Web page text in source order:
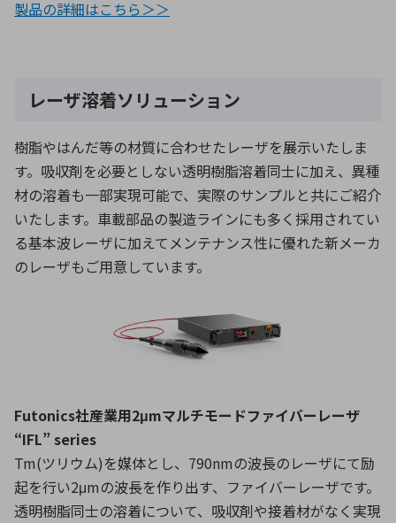
製品の詳細はこちら＞＞
レーザ溶着ソリューション
樹脂やはんだ等の材質に合わせたレーザを展示いたしま
す。吸収剤を必要としない透明樹脂溶着同士に加え、異種
材の溶着も一部実現可能で、実際のサンプルと共にご紹介
いたします。車載部品の製造ラインにも多く採用されてい
る基本波レーザに加えてメンテナンス性に優れた新メーカ
のレーザもご用意しています。
Futonics社産業用2μmマルチモードファイバーレーザ
“IFL” series
Tm(ツリウム)を媒体とし、790nmの波長のレーザにて励
起を行い2μmの波長を作り出す、ファイバーレーザです。
透明樹脂同士の溶着について、吸収剤や接着材がなく実現